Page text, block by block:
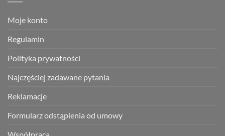
Moje konto
Regulamin
Polityka prywatności
Najczęściej zadawane pytania
Reklamacje
Formularz odstąpienia od umowy